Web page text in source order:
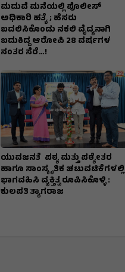
ಮದುವೆ ಮನೆಯಲ್ಲಿ ಪೊಲೀಸ್
ಅಧಿಕಾರಿ ಹತ್ಯೆ ; ಹೆಸರು
ಬದಲಿಸಿಕೊಂಡು ನಕಲಿ ವೈದ್ಯನಾಗಿ
ಬದುಕಿದ್ದ ಆರೋಪಿ 28 ವರ್ಷಗಳ
ನಂತರ ಸೆರೆ…!
ಯುವಜನತೆ ಪಠ್ಯ ಮತ್ತು ಪಠ್ಯೇತರ
ಹಾಗೂ ಸಾಂಸ್ಕೃತಿಕ ಚಟುವಟಿಕೆಗಳಲ್ಲಿ
ಭಾಗವಹಿಸಿ ವ್ಯಕ್ತಿತ್ವ ರೂಪಿಸಿಕೊಳ್ಳಿ :
ಕುಲಪತಿ ತ್ಯಾಗರಾಜ